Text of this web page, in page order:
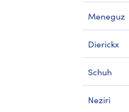
Meneguz
Dierickx
Schuh
Neziri